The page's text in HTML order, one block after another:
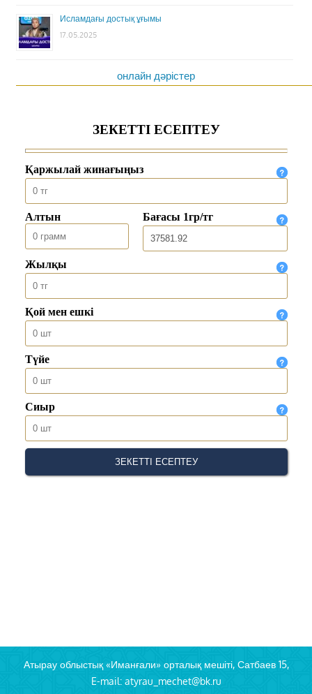
Исламдағы достық ұғымы
17.05.2025
онлайн дәрістер
Атырау облыстық «Иманғали» орталық мешіті, Сатбаев 15,
E-mail: atyrau_mechet@bk.ru